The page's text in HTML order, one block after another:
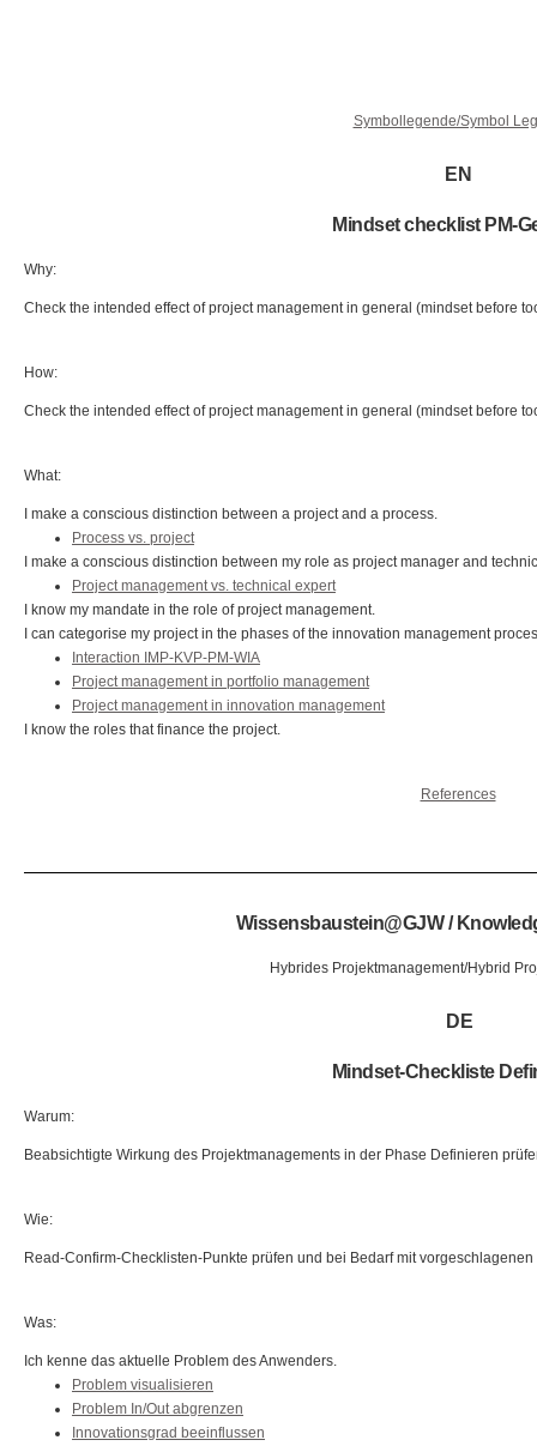
Symbollegende/Symbol
EN
Mindset checklist PM-
Why:
Check the intended effect of project management in general (mindset before
How:
Check the intended effect of project management in general (mindset before
What:
I make a conscious distinction between a project and a process.
Process vs. project
I make a conscious distinction between my role as project manager and
Project management vs. technical expert
I know my mandate in the role of project management.
I can categorise my project in the phases of the innovation management
Interaction IMP-KVP-PM-WIA
Project management in portfolio management
Project management in innovation management
I know the roles that finance the project.
References
Wissensbaustein@GJW /
Hybrides Projektmanagement/Hybrid
DE
Mindset-Checkliste
Warum:
Beabsichtigte Wirkung des Projektmanagements in der Phase Definieren
Wie:
Read-Confirm-Checklisten-Punkte prüfen und bei Bedarf mit
Was:
Ich kenne das aktuelle Problem des Anwenders.
Problem visualisieren
Problem In/Out abgrenzen
Innovationsgrad beeinflussen